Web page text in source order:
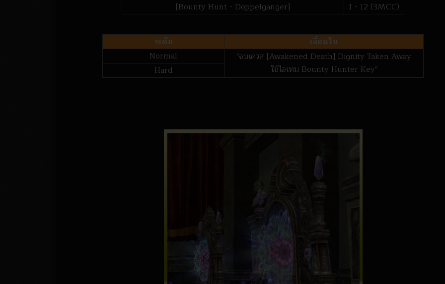
[Bounty Hunt - Doppelganger]
1 - 12 (3MCC)
ระดับ
เงื่อนไข
Normal
"จบเควส [Awakened Death] Dignity Taken Away
ใช้ไอเทม Bounty Hunter Key"
Hard